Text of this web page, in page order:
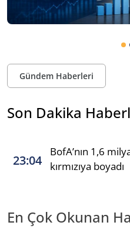
Gündem Haberleri
Son Dakika
23:04
BofA’nın 1,6
kırmızıya boyadı
En Çok Okunan